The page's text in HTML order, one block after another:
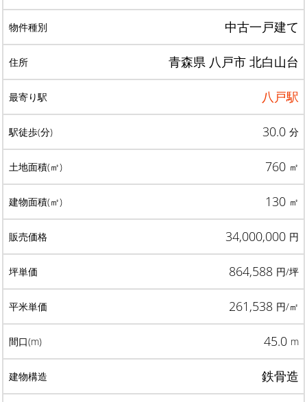
中古一戸建て
青森県 八戸市 北白山台
八戸駅
30.0 分
760 ㎡
130 ㎡
34,000,000 円
864,588 円/坪
261,538 円/㎡
45.0 m
鉄骨造